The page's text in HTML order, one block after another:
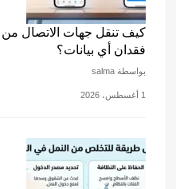
فقدان أي بيانات؟
بواسطة salma
1 أغسطس، 2026